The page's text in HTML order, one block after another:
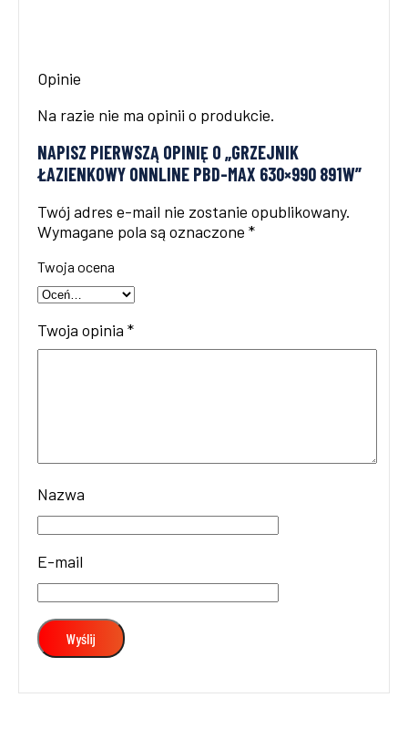
Opinie
Na razie nie ma opinii o produkcie.
NAPISZ PIERWSZĄ OPINIĘ O „GRZEJNIK
ŁAZIENKOWY ONNLINE PBD-MAX 630×990 891W”
Twój adres e-mail nie zostanie opublikowany.
Wymagane pola są oznaczone *
Twoja ocena
Twoja opinia *
Nazwa
E-mail